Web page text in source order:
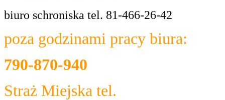
biuro schroniska tel. 81-466-26-42
poza godzinami pracy biura:
790-870-940
Straż Miejska tel.